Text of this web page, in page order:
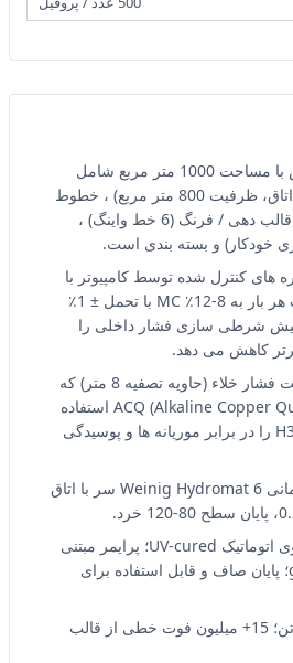
20این کمپلیکس با مساحت 1000 متر مربع شامل
خشک کردن در کوره (8 اتاق، ظرفیت 800 متر مربع) ، خطوط
اتصال انگشت (4 خط) ، قالب دهی / فرنگ (6 خط واینگ) ،
های کنترل شده توسط کامپیوتر با
نظارت مداوم بر رطوبت هر بار به 8-12٪ MC با تحمل ± 1٪
شرطی سازی فشار داخلی را
کاهش می دهد.
دستگاه تزریق تحت فشار خلاء (حاویه تصفیه 8 متر) که
از نگهدارنده ACQ (Alkaline Copper Quaternary) استفاده
می کند، حفاظت سطح H3 را در برابر موریانه ها و پوسیدگی
مولدرهای آلمانی Weinig Hydromat 6 سر با اتاق
دو خط گسوی اتوماتیک UV-cured؛ پرایمر مبتنی
بر آب با < 50 g / L VOC؛ پایان صاف و قابل استفاده برای
5،000+ تن؛ 15+ میلیون فوت خطی از قالب